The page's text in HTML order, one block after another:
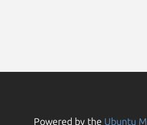
Powered by the Ubuntu